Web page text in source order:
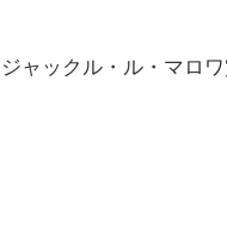
ャックル・ル・マロ